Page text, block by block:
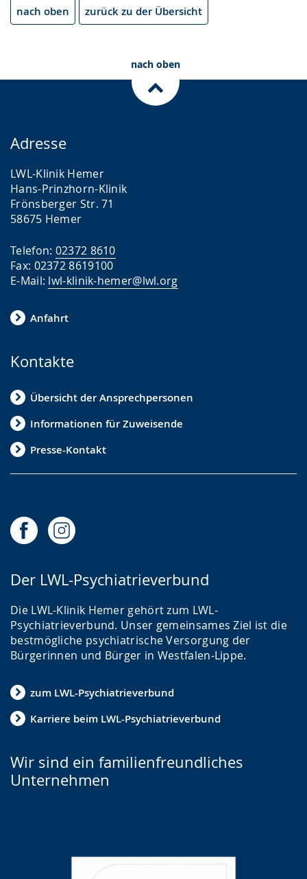
nach oben zurück zu der Übersicht
nach oben
Adresse
LWL-Klinik Hemer
Hans-Prinzhorn-Klinik
Frönsberger Str. 71
58675 Hemer
Telefon: 02372 8610
Fax: 02372 8619100
E-Mail: lwl-klinik-hemer@lwl.org
Anfahrt
Kontakte
Übersicht der Ansprechpersonen
Informationen für Zuweisende
Presse-Kontakt
Der LWL-Psychiatrieverbund
Die LWL-Klinik Hemer gehört zum LWL-
Psychiatrieverbund. Unser gemeinsames Ziel ist die
bestmögliche psychiatrische Versorgung der
Bürgerinnen und Bürger in Westfalen-Lippe.
zum LWL-Psychiatrieverbund
Karriere beim LWL-Psychiatrieverbund
Wir sind ein familienfreundliches
Unternehmen